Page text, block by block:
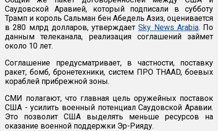
Саудовской Аравией, который подписали в субботу
Трамп и король Сальман бен Абедель Азиз, оценивается
в 280 млрд долларов, утверждаетSky News Arabia. По
данным телеканала, реализация соглашений займет
около 10 лет.
Соглашение предусматривает, в частности, поставку
ракет, бомб, бронетехники, систем ПРО THAAD, боевых
кораблей прибрежной зоны.
СМИ полагают, что главная цель оружейных поставок
США - усилить военный потенциал Саудовской Аравии.
Это позволит США выделять меньше ресурсов на
оказание военной поддержки Эр-Рияду.